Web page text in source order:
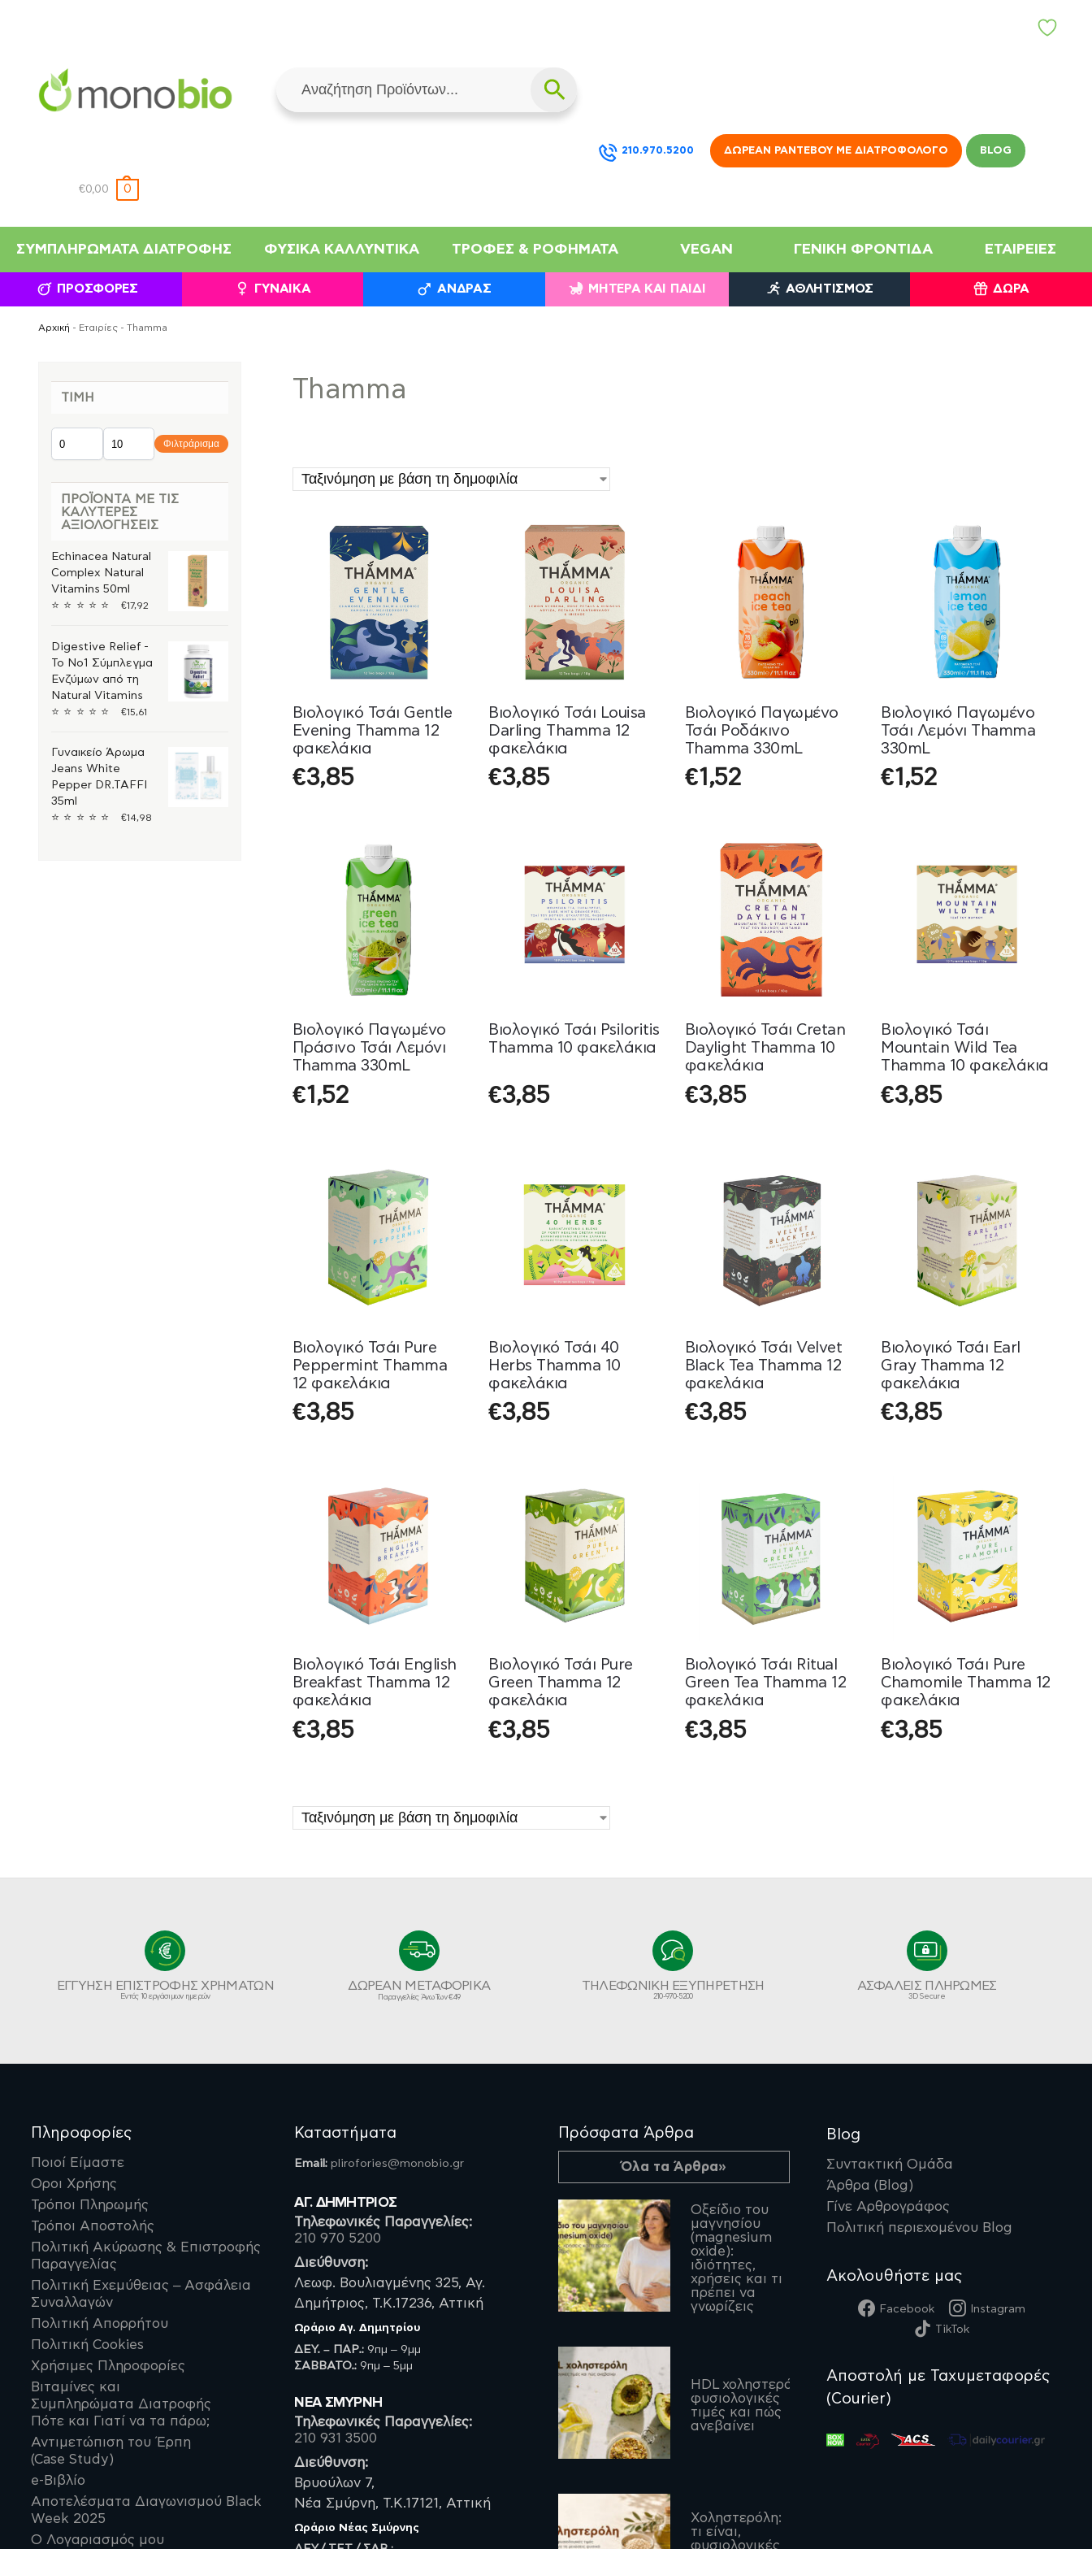
210.970.5200 ΔΩΡΕΆΝ ΡΑΝΤΕΒΟΎ ΜΕ ΔΙΑΤΡΟΦΟΛΌΓΟ BLOG
Α
€0,00 0
ΣΥΜΠΛΗΡΏΜΑΤΑ ΔΙΑΤΡΟΦΉΣ ΦΥΣΙΚΆ ΚΑΛΛΥΝΤΙΚΆ ΤΡΟΦΈΣ & ΡΟΦΉΜΑΤΑ VEGAN ΓΕΝΙΚΉ ΦΡΟΝΤΊΔΑ ΕΤΑΙΡΕΊΕΣ
ΠΡΟΣΦΟΡΈΣ ΓΥΝΑΊΚΑ ΆΝΔΡΑΣ ΜΗΤΈΡΑ ΚΑΙ ΠΑΙΔΊ ΑΘΛΗΤΙΣΜΌΣ ΔΏΡΑ
Αρχική - Εταιρίες -Thamma
Thamma
Βιολογικό Τσάι Gentle
Evening Thamma 12
φακελάκια
€3,85
Βιολογικό Τσάι Louisa
Darling Thamma 12
φακελάκια
€3,85
Βιολογικό Παγωμένο
Τσάι Ροδάκινο
Thamma 330mL
€1,52
Βιολογικό Παγωμένο
Τσάι Λεμόνι Thamma
330mL
€1,52
Βιολογικό Παγωμένο
Πράσινο Τσάι Λεμόνι
Thamma 330mL
€1,52
Βιολογικό Τσάι Psiloritis
Thamma 10 φακελάκια
€3,85
Βιολογικό Τσάι Cretan
Daylight Thamma 10
φακελάκια
€3,85
Βιολογικό Τσάι
Mountain Wild Tea
Thamma 10 φακελάκια
€3,85
Βιολογικό Τσάι Pure
Peppermint Thamma
12 φακελάκια
€3,85
Βιολογικό Τσάι 40
Herbs Thamma 10
φακελάκια
€3,85
Βιολογικό Τσάι Velvet
Black Tea Thamma 12
φακελάκια
€3,85
Βιολογικό Τσάι Earl
Gray Thamma 12
φακελάκια
€3,85
Βιολογικό Τσάι English
Breakfast Thamma 12
φακελάκια
€3,85
Βιολογικό Τσάι Pure
Green Thamma 12
φακελάκια
€3,85
Βιολογικό Τσάι Ritual
Green Tea Thamma 12
φακελάκια
€3,85
Βιολογικό Τσάι Pure
Chamomile Thamma 12
φακελάκια
€3,85
ΤΙΜΉ
Φιλτράρισμα
ΠΡΟΪΌΝΤΑ ΜΕ ΤΙΣ
ΚΑΛΎΤΕΡΕΣ
ΑΞΙΟΛΟΓΉΣΕΙΣ
Echinacea Natural
Complex Natural
Vitamins 50ml
⭐ ⭐ ⭐ ⭐ ⭐ €17,92
Digestive Relief -
Το Νο1 Σύμπλεγμα
Ενζύμων από τη
Natural Vitamins
⭐ ⭐ ⭐ ⭐ ⭐ €15,61
Γυναικείο Άρωμα
Jeans White
Pepper DR.TAFFI
35ml
⭐ ⭐ ⭐ ⭐ ⭐ €14,98
ΕΓΓΥΗΣΗ ΕΠΙΣΤΡΟΦΗΣ ΧΡΗΜΑΤΩΝ
Εντός 10 εργάσιμων ημερών
ΔΩΡΕΑΝ ΜΕΤΑΦΟΡΙΚΑ
Παραγγελίες Άνω Των €49
ΤΗΛΕΦΩΝΙΚΗ ΕΞΥΠΗΡΕΤΗΣΗ
210-970-5200
ΑΣΦΑΛΕΙΣ ΠΛΗΡΩΜΕΣ
3D Secure
Πληροφορίες
Ποιοί Είμαστε
Οροι Χρήσης
Τρόποι Πληρωμής
Τρόποι Αποστολής
Πολιτική Ακύρωσης & Επιστροφής
Παραγγελίας
Πολιτική Εχεμύθειας – Ασφάλεια
Συναλλαγών
Πολιτική Απορρήτου
Πολιτική Cookies
Χρήσιμες Πληροφορίες
Βιταμίνες και
Συμπληρώματα Διατροφής
Πότε και Γιατί να τα πάρω;
Αντιμετώπιση του Έρπη
(Case Study)
e-Βιβλίο
Αποτελέσματα Διαγωνισμού Black
Week 2025
Ο Λογαριασμός μου
Καταστήματα
Email: plirofories@monobio.gr
ΑΓ. ΔΗΜΗΤΡΙΟΣ
Τηλεφωνικές Παραγγελίες:
210 970 5200
Διεύθυνση:
Λεωφ. Βουλιαγμένης 325, Αγ.
Δημήτριος, Τ.Κ.17236, Αττική
ΩράριοΑγ. Δημητρίου
ΔΕΥ. – ΠΑΡ.: 9πμ – 9μμ
ΣΑΒBATO.: 9πμ – 5μμ
ΝΈΑ ΣΜΥΡΝΗ
Τηλεφωνικές Παραγγελίες:
210 931 3500
Διεύθυνση:
Βρυούλων 7,
Νέα Σμύρνη, Τ.Κ.17121, Αττική
Ωράριο Νέας Σμύρνης
Πρόσφατα Άρθρα
Όλα τα Άρθρα»
Οξείδιο του
μαγνησίου
(magnesium
oxide):
ιδιότητες,
χρήσεις και τι
πρέπει να
γνωρίζεις
HDL χοληστερόλη:
φυσιολογικές
τιμές και πώς
ανεβαίνει
Χοληστερόλη:
τι είναι,
φυσιολογικές
Blog
Συντακτική Ομάδα
Άρθρα (Blog)
Γίνε Αρθρογράφος
Πολιτική περιεχομένου Blog
Ακολουθήστε μας
Facebook
Instagram
TikTok
Αποστολή με Ταχυμεταφορές
(Courier)